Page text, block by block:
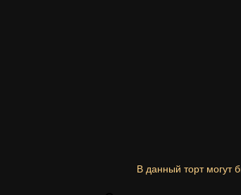
В данный торт могут